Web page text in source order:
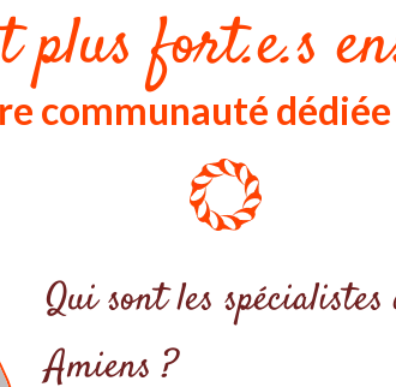
plus fort.e.s
communauté dédiée
Qui sont les
Amiens ?